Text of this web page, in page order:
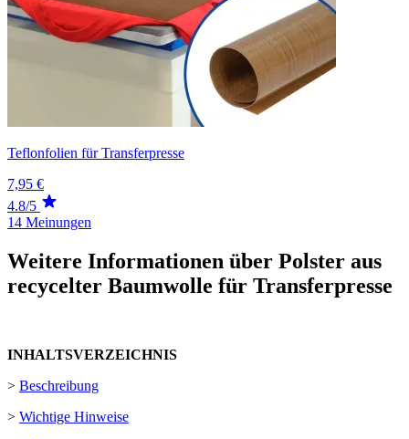
Teflonfolien für Transferpresse
7,95 €
4.8/5
14 Meinungen
Weitere Informationen über Polster aus
recycelter Baumwolle für Transferpresse
INHALTSVERZEICHNIS
> Beschreibung
> Wichtige Hinweise